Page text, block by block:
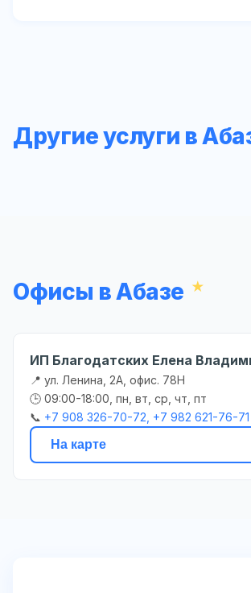
Другие услуги в
Офисы в Абазе
ИП Благодатских Елена
📍 ул. Ленина, 2А, офис. 78Н
🕒 09:00-18:00, пн, вт, ср, чт, пт
📞 +7 908 326-70-72, +7 982 621-76-71
На карте